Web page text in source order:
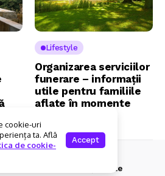
Lifestyle
Organizarea serviciilor
funerare – informații
utile pentru familiile
aflate în momente
Politica De Confidențialitate
cookie-uri
ta. Află
de cookie-
Accept